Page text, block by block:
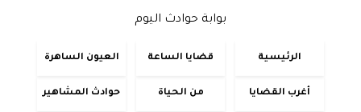
بوابة حوادث اليوم
الرئيسية قضايا الساعة العيون الساهرة
أغرب القضايا من الحياة حوادث المشاهير